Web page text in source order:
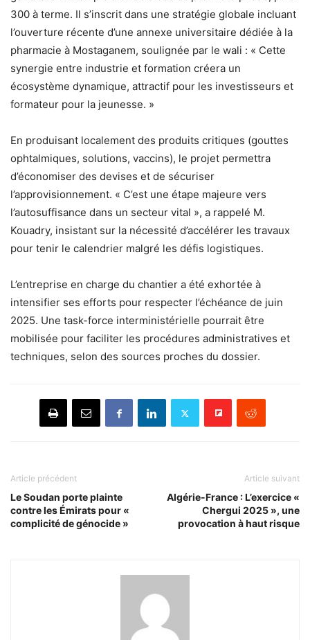
300 à terme. Il s’inscrit dans une stratégie globale incluant
l’ouverture récente d’une annexe universitaire dédiée à la
pharmacie à Mostaganem, soulignée par le wali : « Cette
synergie entre industrie et formation créera un
écosystème dynamique, attractif pour les investisseurs et
formateur pour la jeunesse. »
En produisant localement des produits critiques (gouttes
ophtalmiques, solutions, vaccins), le projet permettra
d’économiser des devises et de sécuriser
l’approvisionnement. « C’est une étape majeure vers
l’autosuffisance dans un secteur vital », a rappelé M.
Kouadry, insistant sur la nécessité d’accélérer les travaux
pour tenir le calendrier malgré les défis logistiques.
L’entreprise en charge du chantier a été exhortée à
intensifier ses efforts pour respecter l’échéance de juin
2025. Une task-force interministérielle pourrait être
mobilisée pour faciliter les procédures administratives et
techniques, selon des sources proches du dossier.
Article précédent
Le Soudan porte plainte
contre les Émirats pour «
complicité de génocide »
Article suivant
Algérie-France : L’exercice «
Chergui 2025 », une
provocation à haut risque